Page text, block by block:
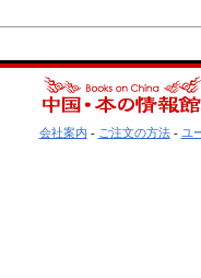
会社案内 - ご注文の方法- ユ